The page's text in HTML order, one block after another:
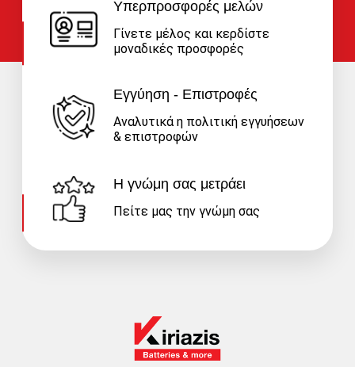
Υπερπροσφορές μελών
Γίνετε μέλος και κερδίστε
μοναδικές προσφορές
Εγγύηση - Επιστροφές
Αναλυτικά η πολιτική εγγυήσεων
& επιστροφών
Η γνώμη σας μετράει
Πείτε μας την γνώμη σας